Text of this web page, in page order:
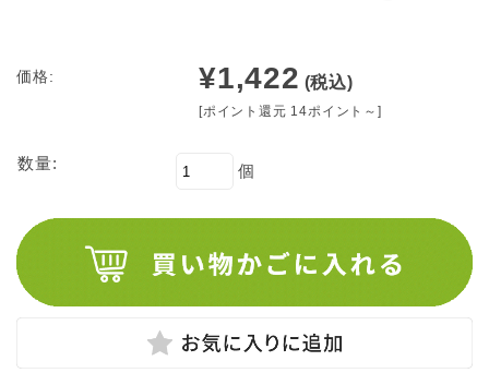
価格: ¥1,422 (税込)
[ポイント還元 14ポイント～]
数量: 個